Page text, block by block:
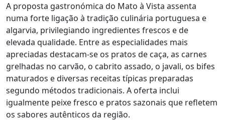
A proposta gastronómica do Mato à Vista assenta
numa forte ligação à tradição culinária portuguesa e
algarvia, privilegiando ingredientes frescos e de
elevada qualidade. Entre as especialidades mais
apreciadas destacam-se os pratos de caça, as carnes
grelhadas no carvão, o cabrito assado, o javali, os bifes
maturados e diversas receitas típicas preparadas
segundo métodos tradicionais. A oferta inclui
igualmente peixe fresco e pratos sazonais que refletem
os sabores autênticos da região.